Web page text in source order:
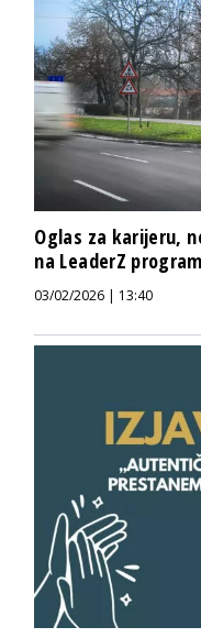
Oglas za karijeru,
na LeaderZ
03/02/2026 | 13:40